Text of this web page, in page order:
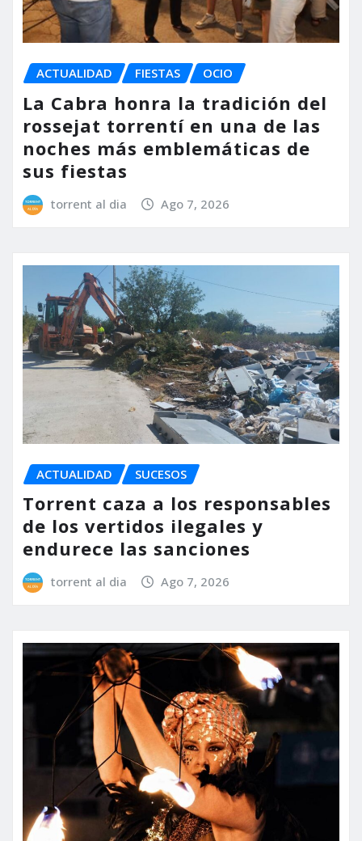
ACTUALIDAD FIESTAS OCIO
La Cabra honra la tradición del
rossejat torrentí en una de las
noches más emblemáticas de
sus fiestas
torrent al dia Ago 7, 2026
ACTUALIDAD SUCESOS
Torrent caza a los responsables
de los vertidos ilegales y
endurece las sanciones
torrent al dia Ago 7, 2026